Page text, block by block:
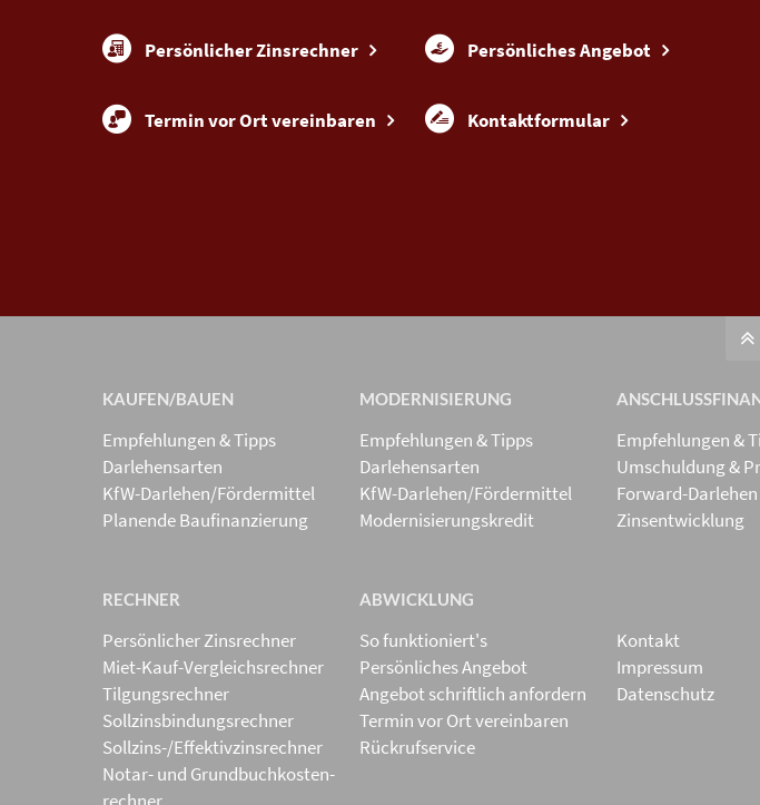
Persönlicher Zinsrechner Persönliches Angebot
Termin vor Ort vereinbaren Kontaktformular
KAUFEN/BAUEN
Empfehlungen & Tipps
Darlehensarten
KfW-Darlehen/Fördermittel
Planende Baufinanzierung
MODERNISIERUNG
Empfehlungen & Tipps
Darlehensarten
KfW-Darlehen/Fördermittel
Modernisierungskredit
Empfehlungen &
Umschuldung &
Forward-Darlehen
Zinsentwicklung
RECHNER
Persönlicher Zinsrechner
Miet-Kauf-Vergleichsrechner
Tilgungsrechner
Sollzinsbindungs­rechner
Sollzins-/Effektivzins­rechner
Notar- und Grundbuchkosten­
ABWICKLUNG
So funktioniert's
Persönliches Angebot
Angebot schriftlich anfordern
Termin vor Ort vereinbaren
Rückrufservice
Kontakt
Impressum
Datenschutz